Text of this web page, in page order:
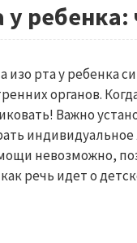
у ребенка:
изо рта у ребенка
органов.
Важно
индивидуальное
невозможно,
речь идет о